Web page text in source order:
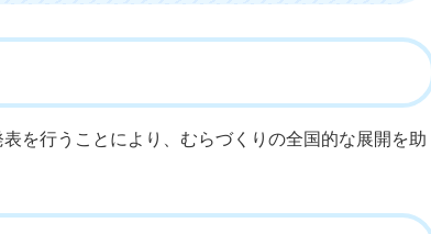
を行うことにより、むらづくりの全国的な展開を助